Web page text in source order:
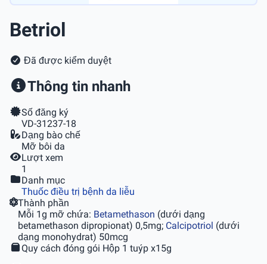
Betriol
Đã được kiểm duyệt
Thông tin nhanh
Số đăng ký
VD-31237-18
Dạng bào chế
Mỡ bôi da
Lượt xem
1
Danh mục
Thuốc điều trị bệnh da liễu
Thành phần
Mỗi 1g mỡ chứa: Betamethason (dưới dạng
betamethason dipropionat) 0,5mg; Calcipotriol (dưới
dạng monohydrat) 50mcg
Quy cách đóng gói Hộp 1 tuýp x15g